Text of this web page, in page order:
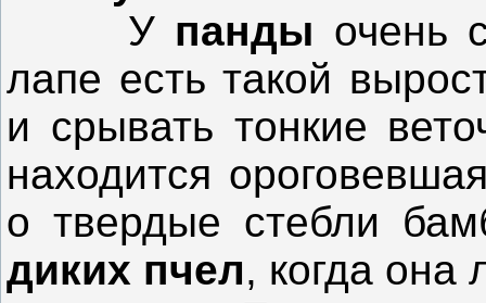
Упанды очень
лапе есть такой
и срывать тонкие
находится
о твердые стебли
диких пчел, когда она